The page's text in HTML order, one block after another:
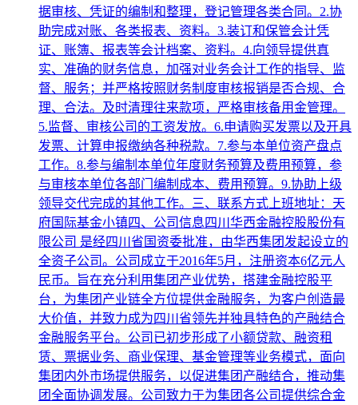
据审核、凭证的编制和整理，登记管理各类合同。2.协
助完成对账、各类报表、资料。3.装订和保管会计凭
证、账簿、报表等会计档案、资料。4.向领导提供真
实、准确的财务信息，加强对业务会计工作的指导、监
督、服务；并严格按照财务制度审核报销是否合规、合
理、合法。及时清理往来款项，严格审核备用金管理。
5.监督、审核公司的工资发放。6.申请购买发票以及开具
发票、计算申报缴纳各种税款。7.参与本单位资产盘点
工作。8.参与编制本单位年度财务预算及费用预算，参
与审核本单位各部门编制成本、费用预算。9.协助上级
领导交代完成的其他工作。三、联系方式上班地址：天
府国际基金小镇四、公司信息四川华西金融控股股份有
限公司 是经四川省国资委批准，由华西集团发起设立的
全资子公司。公司成立于2016年5月，注册资本6亿元人
民币。旨在充分利用集团产业优势，搭建金融控股平
台，为集团产业链全方位提供金融服务，为客户创造最
大价值，并致力成为四川省领先并独具特色的产融结合
金融服务平台。公司已初步形成了小额贷款、融资租
赁、票据业务、商业保理、基金管理等业务模式，面向
集团内外市场提供服务，以促进集团产融结合，推动集
团全面协调发展。公司致力于为集团各公司提供综合金